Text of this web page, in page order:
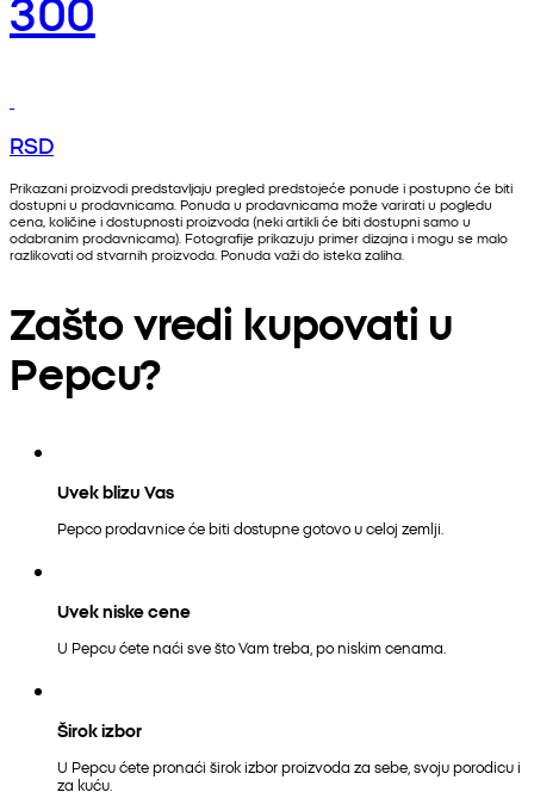
RSD
Prikazani proizvodi predstavljaju pregled predstojeće ponude i postupno će biti
dostupni u prodavnicama. Ponuda u prodavnicama može varirati u pogledu
cena, količine i dostupnosti proizvoda (neki artikli će biti dostupni samo u
odabranim prodavnicama). Fotografije prikazuju primer dizajna i mogu se malo
razlikovati od stvarnih proizvoda. Ponuda važi do isteka zaliha.
Zašto vredi kupovati u
Pepcu?
Uvek blizu Vas
Pepco prodavnice će biti dostupne gotovo u celoj zemlji.
Uvek niske cene
U Pepcu ćete naći sve što Vam treba, po niskim cenama.
Širok izbor
U Pepcu ćete pronaći širok izbor proizvoda za sebe, svoju porodicu i
za kuću.